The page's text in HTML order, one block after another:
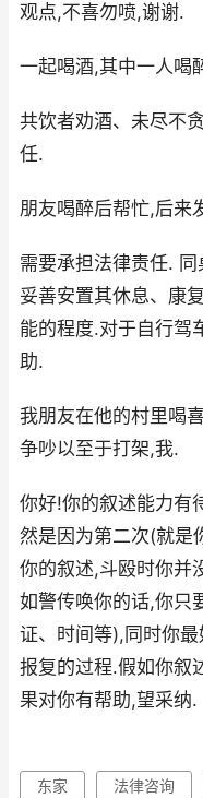
观点,不喜勿喷,谢谢.
一起喝酒,其中一人喝
共饮者劝酒、未尽不
任.
朋友喝醉后帮忙,后来
需要承担法律责任.
妥善安置其休息、康
能的程度.对于自行驾
助.
我朋友在他的村里喝
争吵以至于打架,我.
你好!你的叙述能力有
然是因为第二次(就是
你的叙述,斗殴时你并
如警传唤你的话,你只
证、时间等),同时你
报复的过程.假如你叙
果对你有帮助,望采纳.
东家 法律咨询